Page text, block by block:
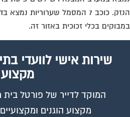
בכלי זכוכית באזור זה.
שירות אישי לוועדי
מקצוע
המוקד לדייר של פורטל בית
מקצוע הוגנים ומקצועיים